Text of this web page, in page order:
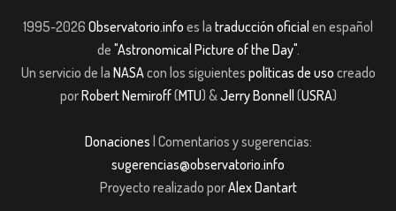
1995-2026 Observatorio.info es la traducción oficial en español
de "Astronomical Picture of the Day".
Un servicio de la NASAcon los siguientes políticas de uso creado
porRobert Nemiroff(MTU) &Jerry Bonnell (USRA)
Donaciones | Comentarios y sugerencias:
sugerencias@observatorio.info
Proyecto realizado porAlex Dantart